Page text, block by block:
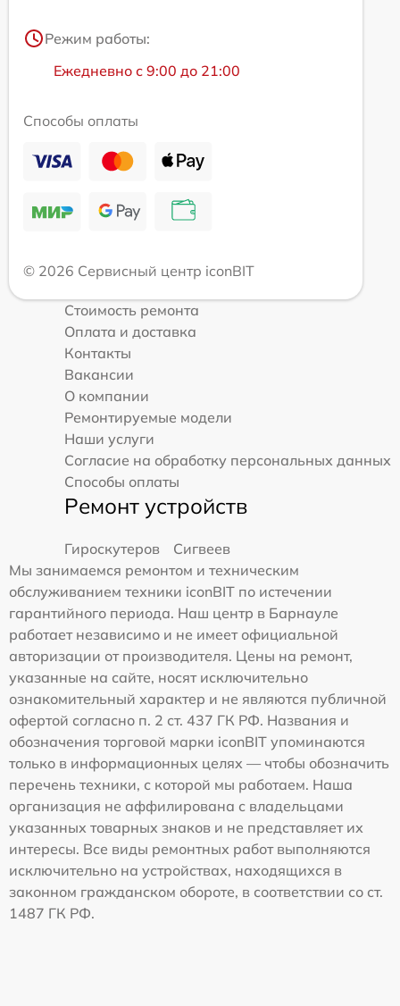
Режим работы:
Ежедневно с 9:00 до 21:00
Способы оплаты
© 2026 Сервисный центр iconBIT
Стоимость ремонта
Оплата и доставка
Контакты
Вакансии
О компании
Ремонтируемые модели
Наши услуги
Согласие на обработку персональных данных
Способы оплаты
Ремонт устройств
Гироскутеров
Сигвеев
Мы занимаемся ремонтом и техническим
обслуживанием техники iconBIT по истечении
гарантийного периода. Наш центр в Барнауле
работает независимо и не имеет официальной
авторизации от производителя. Цены на ремонт,
указанные на сайте, носят исключительно
ознакомительный характер и не являются публичной
офертой согласно п. 2 ст. 437 ГК РФ. Названия и
обозначения торговой марки iconBIT упоминаются
только в информационных целях — чтобы обозначить
перечень техники, с которой мы работаем. Наша
организация не аффилирована с владельцами
указанных товарных знаков и не представляет их
интересы. Все виды ремонтных работ выполняются
исключительно на устройствах, находящихся в
законном гражданском обороте, в соответствии со ст.
1487 ГК РФ.